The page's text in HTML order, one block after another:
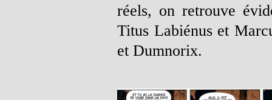
réels, on retrouve
Titus Labiénus et
et Dumnorix.